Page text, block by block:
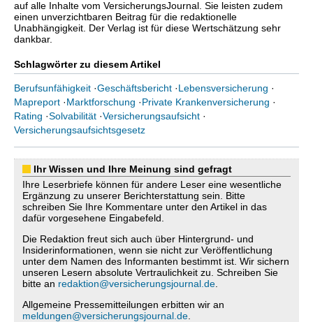
auf alle Inhalte vom VersicherungsJournal. Sie leisten zudem
einen unverzichtbaren Beitrag für die redaktionelle
Unabhängigkeit. Der Verlag ist für diese Wertschätzung sehr
dankbar.
Schlagwörter zu diesem Artikel
Berufsunfähigkeit ·Geschäftsbericht ·Lebensversicherung ·
Mapreport ·Marktforschung ·Private Krankenversicherung ·
Rating ·Solvabilität ·Versicherungsaufsicht ·
Versicherungsaufsichtsgesetz
Ihr Wissen und Ihre Meinung sind gefragt
Ihre Leserbriefe können für andere Leser eine wesentliche
Ergänzung zu unserer Berichterstattung sein. Bitte
schreiben Sie Ihre Kommentare unter den Artikel in das
dafür vorgesehene Eingabefeld.
Die Redaktion freut sich auch über Hintergrund- und
Insiderinformationen, wenn sie nicht zur Veröffentlichung
unter dem Namen des Informanten bestimmt ist. Wir sichern
unseren Lesern absolute Vertraulichkeit zu. Schreiben Sie
bitte an redaktion@versicherungsjournal.de
Allgemeine Pressemitteilungen erbitten wir an
meldungen@versicherungsjournal.de